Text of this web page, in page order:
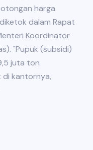
harga
dalam Rapat
Koordinator
"Pupuk (subsidi)
juta ton
di kantornya,